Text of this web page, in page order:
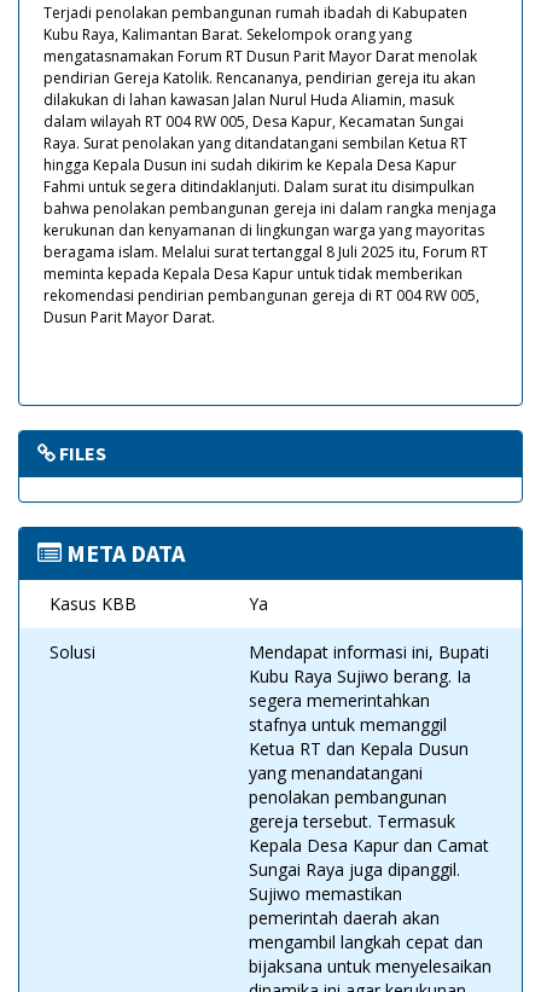
Terjadi penolakan pembangunan rumah ibadah di Kabupaten
Kubu Raya, Kalimantan Barat. Sekelompok orang yang
mengatasnamakan Forum RT Dusun Parit Mayor Darat menolak
pendirian Gereja Katolik. Rencananya, pendirian gereja itu akan
dilakukan di lahan kawasan Jalan Nurul Huda Aliamin, masuk
dalam wilayah RT 004 RW 005, Desa Kapur, Kecamatan Sungai
Raya. Surat penolakan yang ditandatangani sembilan Ketua RT
hingga Kepala Dusun ini sudah dikirim ke Kepala Desa Kapur
Fahmi untuk segera ditindaklanjuti. Dalam surat itu disimpulkan
bahwa penolakan pembangunan gereja ini dalam rangka menjaga
kerukunan dan kenyamanan di lingkungan warga yang mayoritas
beragama islam. Melalui surat tertanggal 8 Juli 2025 itu, Forum RT
meminta kepada Kepala Desa Kapur untuk tidak memberikan
rekomendasi pendirian pembangunan gereja di RT 004 RW 005,
Dusun Parit Mayor Darat.
FILES
META DATA
Kasus KBB Ya
Solusi
Mendapat informasi ini, Bupati
Kubu Raya Sujiwo berang. Ia
segera memerintahkan
stafnya untuk memanggil
Ketua RT dan Kepala Dusun
yang menandatangani
penolakan pembangunan
gereja tersebut. Termasuk
Kepala Desa Kapur dan Camat
Sungai Raya juga dipanggil.
Sujiwo memastikan
pemerintah daerah akan
mengambil langkah cepat dan
bijaksana untuk menyelesaikan